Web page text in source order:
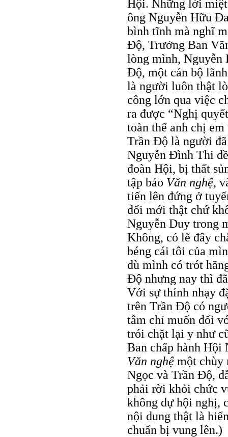
Hội. Những lời
ông Nguyễn Hữu
bình tĩnh mà nghĩ
Độ, Trưởng Ban
lòng mình, Nguyễn
Độ, một cán bộ
là người luôn thật
công lớn qua việc
ra được “Nghị
toàn thể anh chị
Trần Độ là người
Nguyễn Đình Thi
đoàn Hội, bị thất
tập báo Văn nghệ,
tiến lên đứng ở
đổi mới thật chứ
Nguyễn Duy trong
Không, có lẽ đây
béng cái tôi của
dù mình có trót
Độ nhưng nay thì
Với sự thính nhạy
trên Trần Độ có
tâm chỉ muốn đối
trói chặt lại y như
Ban chấp hành Hội
Văn nghệ một chùy
Ngọc và Trần Độ,
phải rời khỏi chức
không dự hội nghị,
nội dung thật là
chuẩn bị vung lên.)